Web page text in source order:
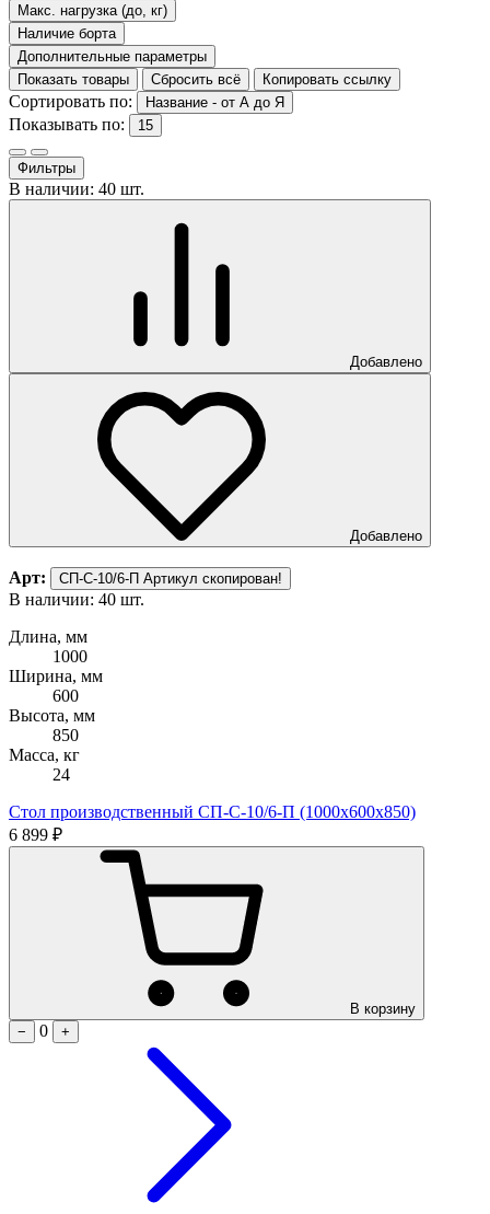
Макс. нагрузка (до, кг)
Наличие борта
Дополнительные параметры
Показать товары
Сбросить всё Копировать ссылку
Сортировать по: Название - от А до Я
Показывать по: 15
Фильтры
В наличии: 40 шт.
Добавлено
Добавлено
Арт: СП-С-10/6-П Артикул скопирован!
В наличии: 40 шт.
Длина, мм
1000
Ширина, мм
600
Высота, мм
850
Масса, кг
24
Стол производственный СП-С-10/6-П (1000х600х850)
6 899 ₽
В корзину
−
0 +